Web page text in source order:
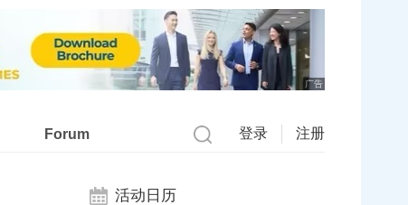
广告
Forum 登录 注册
活动日历